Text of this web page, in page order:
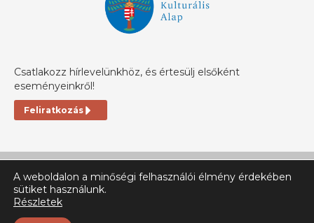
Csatlakozz hírlevelünkhöz, és értesülj elsőként
eseményeinkről!
Feliratkozás
A weboldalon a minőségi felhasználói élmény érdekében
sütiket használunk.
Részletek